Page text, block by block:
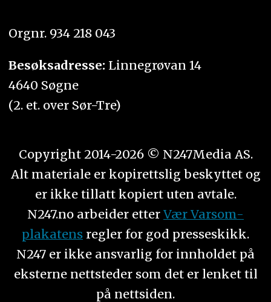
Orgnr. 934 218 043
Besøksadresse: Linnegrøvan 14
4640 Søgne
(2. et. over Sør-Tre)
Copyright 2014-2026 © N247Media AS.
Alt materiale er kopirettslig beskyttet og
er ikke tillatt kopiert uten avtale.
N247.no arbeider etter Vær Varsom-
plakatens regler for god presseskikk.
N247 er ikke ansvarlig for innholdet på
eksterne nettsteder som det er lenket til
på nettsiden.